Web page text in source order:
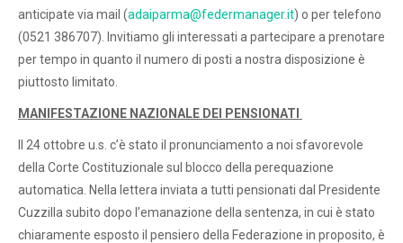
anticipate via mail (adaiparma@federmanager.it) o per telefono
(0521 386707). Invitiamo gli interessati a partecipare a prenotare
per tempo in quanto il numero di posti a nostra disposizione è
piuttosto limitato.
MANIFESTAZIONE NAZIONALE DEI PENSIONATI
Il 24 ottobre u.s. c’è stato il pronunciamento a noi sfavorevole
della Corte Costituzionale sul blocco della perequazione
automatica. Nella lettera inviata a tutti pensionati dal Presidente
Cuzzilla subito dopo l’emanazione della sentenza, in cui è stato
chiaramente esposto il pensiero della Federazione in proposito, è